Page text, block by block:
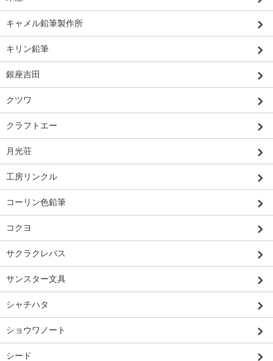
キャメル鉛筆製作所
キリン鉛筆
銀座吉田
クツワ
クラフトエー
月光荘
工房リンクル
コーリン色鉛筆
コクヨ
サクラクレパス
サンスター文具
シャチハタ
ショウワノート
シード